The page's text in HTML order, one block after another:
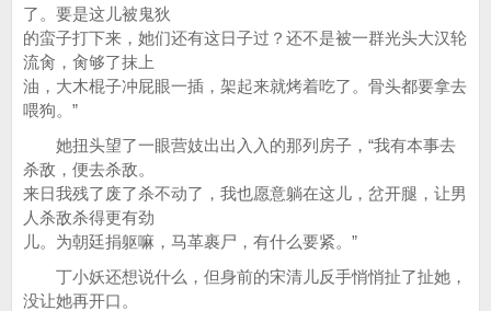
了。要是这儿被鬼狄
的蛮子打下来，她们还有这日子过？还不是被一群光头大汉轮
流肏，肏够了抹上
油，大木棍子冲屁眼一插，架起来就烤着吃了。骨头都要拿去
喂狗。”
她扭头望了一眼营妓出出入入的那列房子，“我有本事去
杀敌，便去杀敌。
来日我残了废了杀不动了，我也愿意躺在这儿，岔开腿，让男
人杀敌杀得更有劲
儿。为朝廷捐躯嘛，马革裹尸，有什么要紧。”
丁小妖还想说什么，但身前的宋清儿反手悄悄扯了扯她，
没让她再开口。